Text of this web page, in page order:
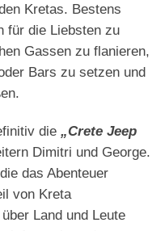
Kretas. Bestens
für die Liebsten zu
Gassen zu flanieren,
Bars zu setzen und
die „Crete Jeep
Dimitri und George.
das Abenteuer
von Kreta
Land und Leute